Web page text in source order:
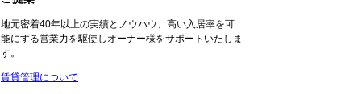
地元密着40年以上の実績とノウハウ、高い入居率を可
能にする営業力を駆使しオーナー様をサポートいたしま
す。
賃貸管理について